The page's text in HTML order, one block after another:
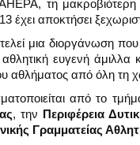
τη
έχει αποκτήσει
μια διοργάνωση
αθλητική ευγενή
αθλήματος από όλη τη
από το
, την Περιφέρεια
Γραμματείας